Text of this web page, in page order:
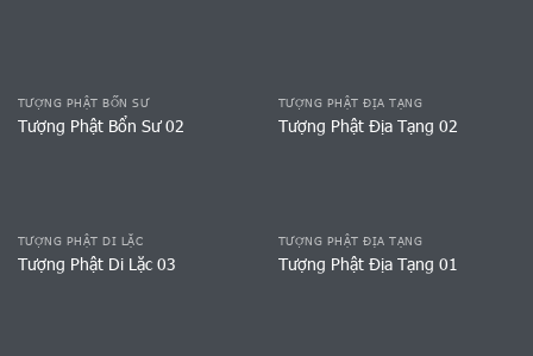
TƯỢNG PHẬT BỔN SƯ
Tượng Phật Bổn Sư 02
TƯỢNG PHẬT ĐỊA TẠNG
Tượng Phật Địa Tạng 02
TƯỢNG PHẬT DI LẶC
Tượng Phật Di Lặc 03
TƯỢNG PHẬT ĐỊA TẠNG
Tượng Phật Địa Tạng 01